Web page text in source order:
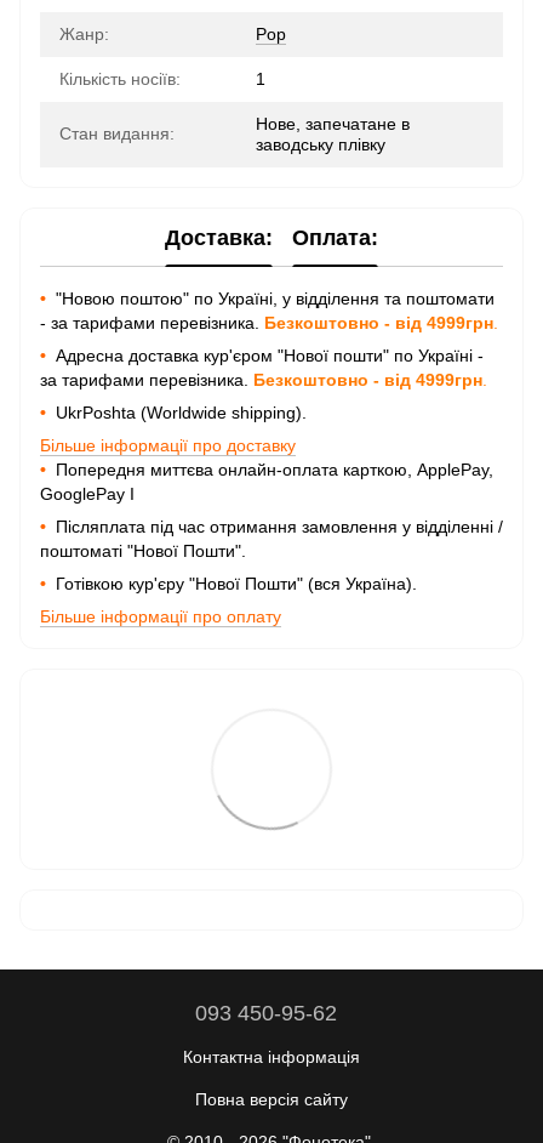
Жанр: Pop
Кількість носіїв: 1
Стан видання:
Нове, запечатане в
заводську плівку
Доставка: Оплата:
• "Новою поштою" по Україні, у відділення та поштомати
- за тарифами перевізника. Безкоштовно - від 4999грн
• Адресна доставка кур'єром "Нової пошти" по Україні -
за тарифами перевізника. Безкоштовно - від 4999грн
• UkrPoshta (Worldwide shipping).
Більше інформації про доставку
• Попередня миттєва онлайн-оплата карткою, ApplePay,
GooglePay I
• Післяплата під час отримання замовлення у відділенні /
поштоматі "Нової Пошти".
• Готівкою кур'єру "Нової Пошти" (вся Україна).
Більше інформації про оплату
093 450-95-62
Контактна інформація
Повна версія сайту